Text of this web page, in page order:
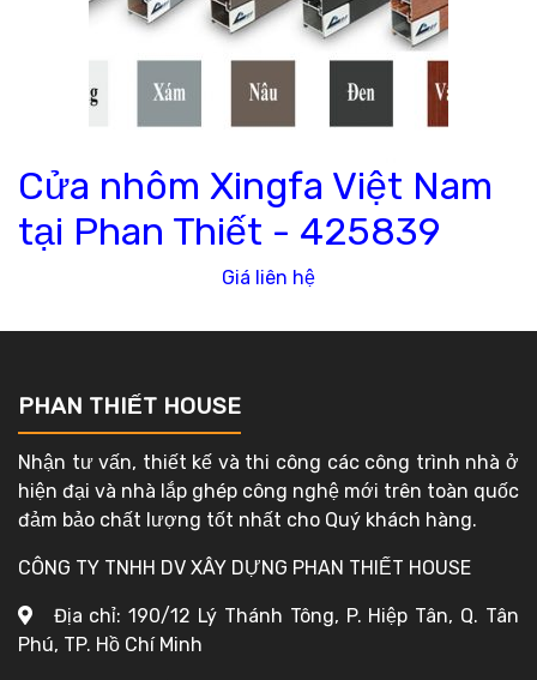
Cửa nhôm Xingfa Việt Nam
tại Phan Thiết - 425839
Giá liên hệ
PHAN THIẾT HOUSE
Nhận tư vấn, thiết kế và thi công các công trình nhà ở
hiện đại và nhà lắp ghép công nghệ mới trên toàn quốc
đảm bảo chất lượng tốt nhất cho Quý khách hàng.
CÔNG TY TNHH DV XÂY DỰNG PHAN THIẾT HOUSE
Địa chỉ: 190/12 Lý Thánh Tông, P. Hiệp Tân, Q. Tân
Phú, TP. Hồ Chí Minh